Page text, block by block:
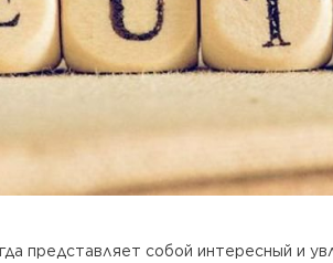
представляет собой интересный и